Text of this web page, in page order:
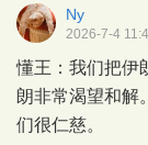
Ny
2026-7-4
懂王：我们把伊
朗非常渴望和解
们很仁慈。